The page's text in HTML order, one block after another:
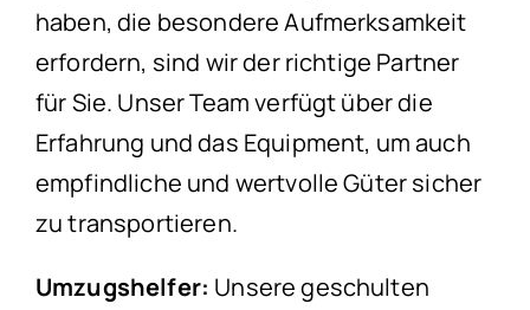
haben, die besondere Aufmerksamkeit
erfordern, sind wir der richtige Partner
für Sie. Unser Team verfügt über die
Erfahrung und das Equipment, um auch
empfindliche und wertvolle Güter sicher
zu transportieren.
Umzugshelfer: Unsere geschulten